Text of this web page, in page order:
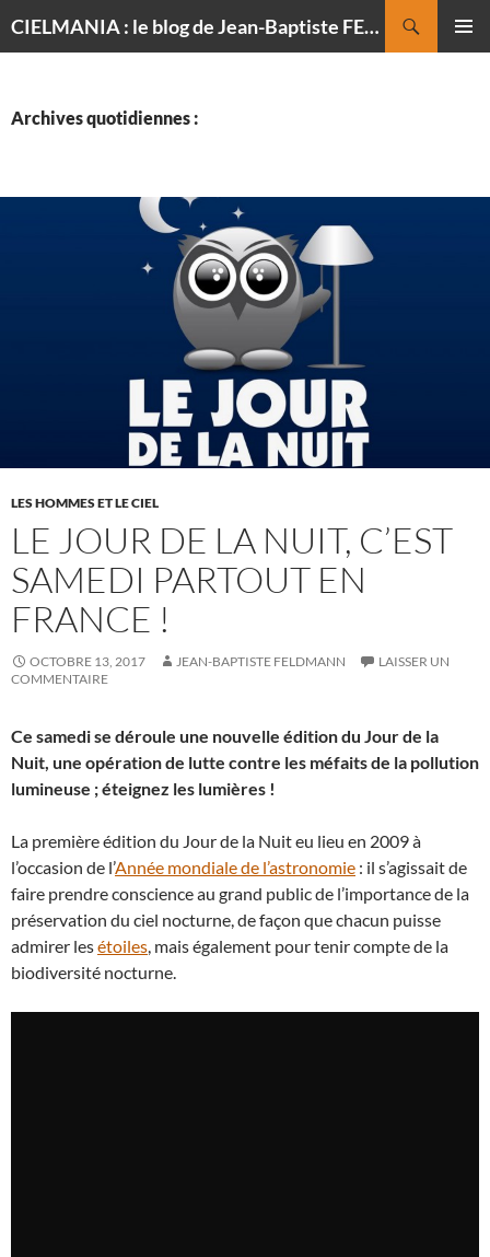
CIELMANIA : le blog de Jean-Baptiste FELDMANN, photographe du ciel
Archives quotidiennes :
LES HOMMES ET LE CIEL
LE JOUR DE LA NUIT, C’EST
SAMEDI PARTOUT EN
FRANCE !
OCTOBRE 13, 2017 JEAN-BAPTISTE FELDMANN
LAISSER UN
COMMENTAIRE
Ce samedi se déroule une nouvelle édition du Jour de la
Nuit, une opération de lutte contre les méfaits de la pollution
lumineuse ; éteignez les lumières !
La première édition du Jour de la Nuit eu lieu en 2009 à
l’occasion de l’Année mondiale de l’astronomie : il s’agissait de
faire prendre conscience au grand public de l’importance de la
préservation du ciel nocturne, de façon que chacun puisse
admirer lesétoiles, mais également pour tenir compte de la
biodiversité nocturne.